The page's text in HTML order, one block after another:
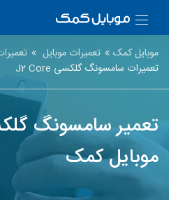
موبایل کمک تعمیرات موبایل
تعمیرات سامسونگ گلکسی J2 Core
موبایل کمک